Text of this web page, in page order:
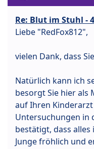
Re: Blut im Stuhl -
Liebe "RedFox812",
vielen Dank, dass
Natürlich kann ich
besorgt Sie hier als
auf Ihren
Untersuchungen in
bestätigt, dass
Junge fröhlich und